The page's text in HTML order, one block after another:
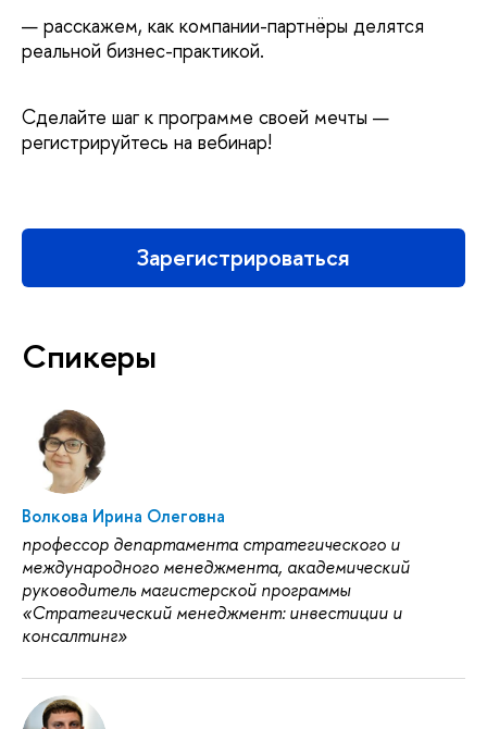
— расскажем, как компании-партнёры делятся
реальной бизнес-практикой.
Сделайте шаг к программе своей мечты —
регистрируйтесь на вебинар!
Зарегистрироваться
Спикеры
Волкова Ирина Олеговна
профессор департамента стратегического и
международного менеджмента, академический
руководитель магистерской программы
«Стратегический менеджмент: инвестиции и
консалтинг»